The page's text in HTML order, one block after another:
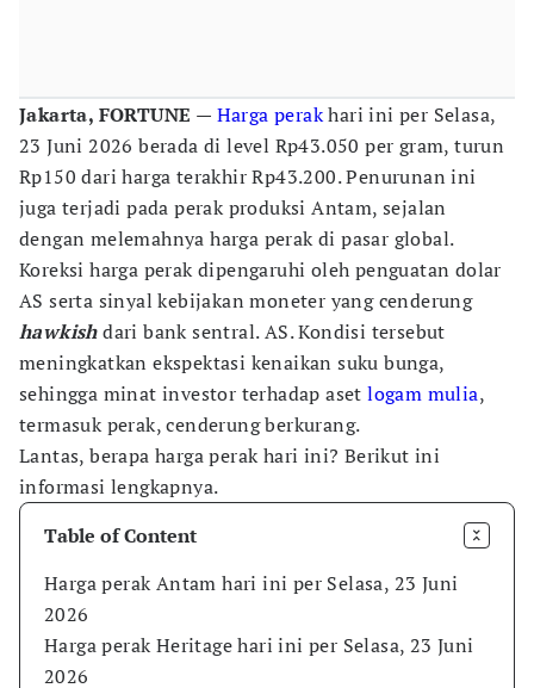
Jakarta, FORTUNE — Harga perakhari ini per Selasa,
23 Juni 2026 berada di level Rp43.050 per gram, turun
Rp150 dari harga terakhir Rp43.200. Penurunan ini
juga terjadi pada perak produksi Antam, sejalan
dengan melemahnya harga perak di pasar global.
Koreksi harga perak dipengaruhi oleh penguatan dolar
AS serta sinyal kebijakan moneter yang cenderung
hawkish dari bank sentral. AS. Kondisi tersebut
meningkatkan ekspektasi kenaikan suku bunga,
sehingga minat investor terhadap asetlogam mulia,
termasuk perak, cenderung berkurang.
Lantas, berapa harga perak hari ini? Berikut ini
informasi lengkapnya.
Table of Content
Harga perak Antam hari ini per Selasa, 23 Juni
2026
Harga perak Heritage hari ini per Selasa, 23 Juni
2026